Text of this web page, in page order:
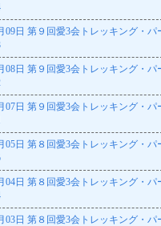
09日 第９回愛3会トレッキング・パ
08日 第９回愛3会トレッキング・パ
07日 第９回愛3会トレッキング・パ
05日 第８回愛3会トレッキング・パ
04日 第８回愛3会トレッキング・パ
03日 第８回愛3会トレッキング・パ